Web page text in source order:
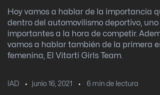
Hoy vamos a hablar de la importancia
dentro del automovilismo deportivo,
importantes a la hora de competir.
vamos a hablar también de la primera
femenina, El Vitarti Girls Team.
IAD junio 16, 2021 6 min de lectura